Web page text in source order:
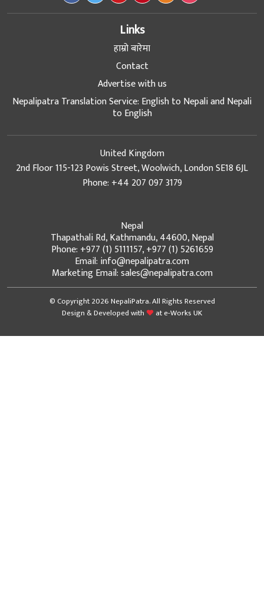
Links
हाम्रो बारेमा
Contact
Advertise with us
Nepalipatra Translation Service: English to Nepali and Nepali
to English
United Kingdom
2nd Floor 115-123 Powis Street, Woolwich, London SE18 6JL
Phone: +44 207 097 3179
Nepal
Thapathali Rd, Kathmandu, 44600, Nepal
Phone: +977 (1) 5111157, +977 (1) 5261659
Email: info@nepalipatra.com
Marketing Email: sales@nepalipatra.com
© Copyright 2026 NepaliPatra. All Rights Reserved
Design & Developed with
ate-Works UK